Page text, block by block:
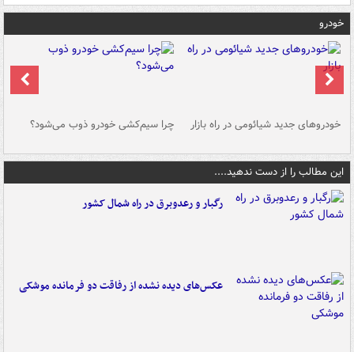
خودرو
خودروهای جدید شیائومی در راه بازار چرا سیم‌کشی خودرو ذوب می‌شود؟
این مطالب را از دست ندهید....
رگبار و رعدوبرق در راه شمال کشور
عکس‌های دیده نشده از رفاقت دو فرمانده‌ موشکی